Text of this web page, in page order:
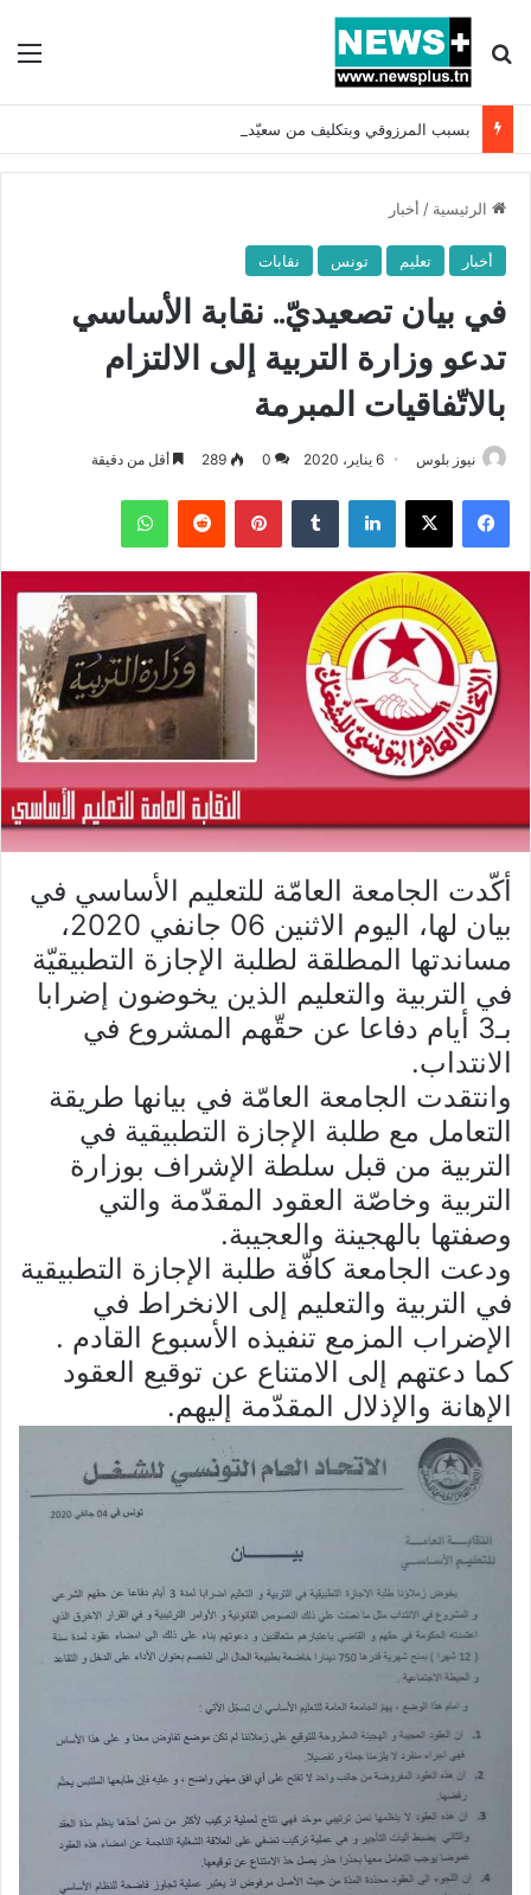
بحث عن
الرئيسية / أخبار
أخبار تعليم تونس نقابات
في بيان تصعيديّ.. نقابة الأساسي
تدعو وزارة التربية إلى الالتزام
بالاتّفاقيات المبرمة
نيوز بلوس 6 يناير، 2020 0
289 أقل من دقيقة
فيسبوك X لينكدإن بينتيريست واتساب
أكّدت الجامعة العامّة للتعليم الأساسي في
بيان لها، اليوم الاثنين 06 جانفي 2020،
مساندتها المطلقة لطلبة الإجازة التطبيقيّة
في التربية والتعليم الذين يخوضون إضرابا
بـ3 أيام دفاعا عن حقّهم المشروع في
الانتداب.
وانتقدت الجامعة العامّة في بيانها طريقة
التعامل مع طلبة الإجازة التطبيقية في
التربية من قبل سلطة الإشراف بوزارة
التربية وخاصّة العقود المقدّمة والتي
وصفتها بالهجينة والعجيبة.
ودعت الجامعة كافّة طلبة الإجازة التطبيقية
في التربية والتعليم إلى الانخراط في
الإضراب المزمع تنفيذه الأسبوع القادم .
كما دعتهم إلى الامتناع عن توقيع العقود
الإهانة والإذلال المقدّمة إليهم.